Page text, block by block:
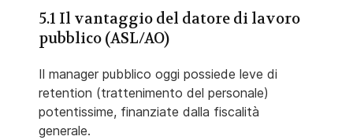
5.1 Il vantaggio del datore di lavoro
pubblico (ASL/AO)
Il manager pubblico oggi possiede leve di
retention (trattenimento del personale)
potentissime, finanziate dalla fiscalità
generale.